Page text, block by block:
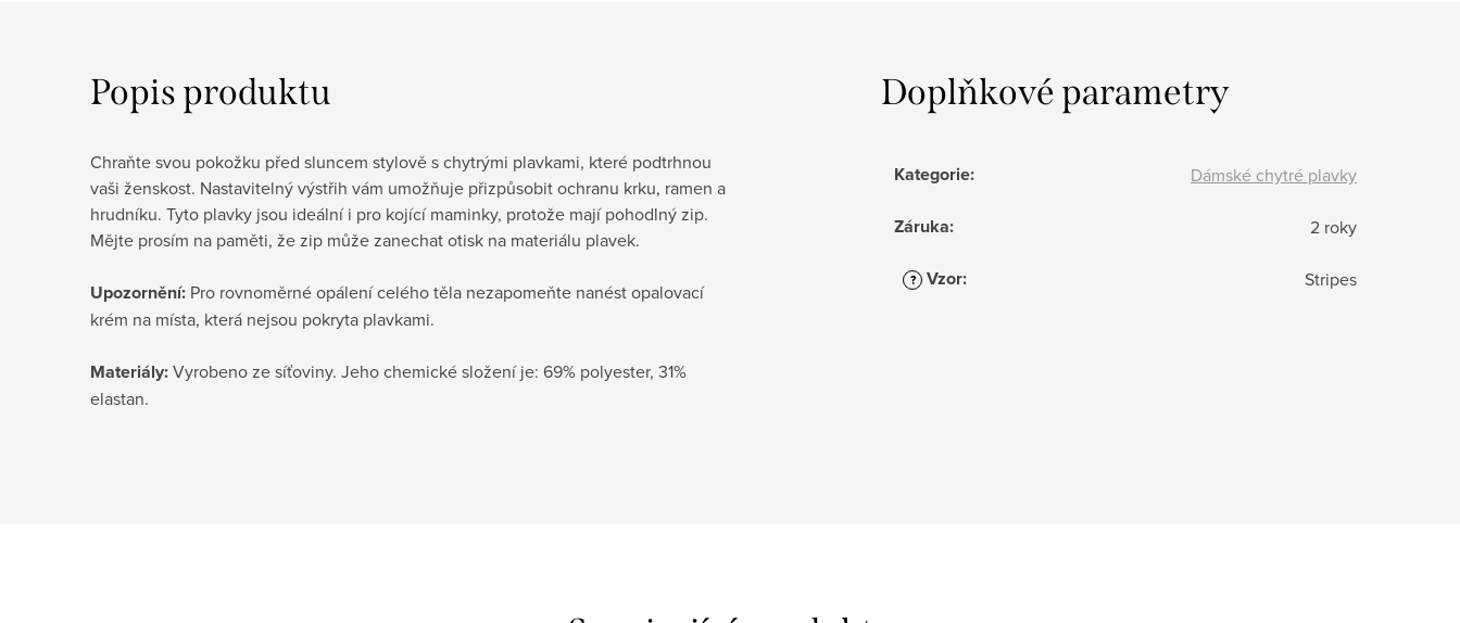
Popis produktu
Chraňte svou pokožku před sluncem stylově s chytrými plavkami, které podtrhnou
vaši ženskost. Nastavitelný výstřih vám umožňuje přizpůsobit ochranu krku, ramen a
hrudníku. Tyto plavky jsou ideální i pro kojící maminky, protože mají pohodlný zip.
Mějte prosím na paměti, že zip může zanechat otisk na materiálu plavek.
Upozornění: Pro rovnoměrné opálení celého těla nezapomeňte nanést opalovací
krém na místa, která nejsou pokryta plavkami.
Materiály:Vyrobeno ze síťoviny. Jeho chemické složení je: 69% polyester, 31%
elastan.
Doplňkové parametry
Kategorie: Dámské chytré plavky
Záruka: 2 roky
? Vzor: Stripes